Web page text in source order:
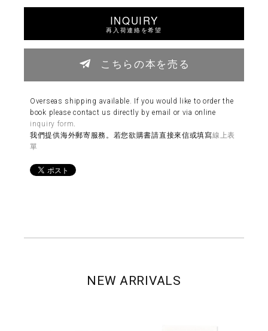
INQUIRY
再入荷連絡を希望
こちらの本を売る
Overseas shipping available. If you would like to order the
book please contact us directly by email or via online
inquiry form
我們提供海外郵寄服務。若您欲購書請直接來信或填寫線上表
單
NEW ARRIVALS